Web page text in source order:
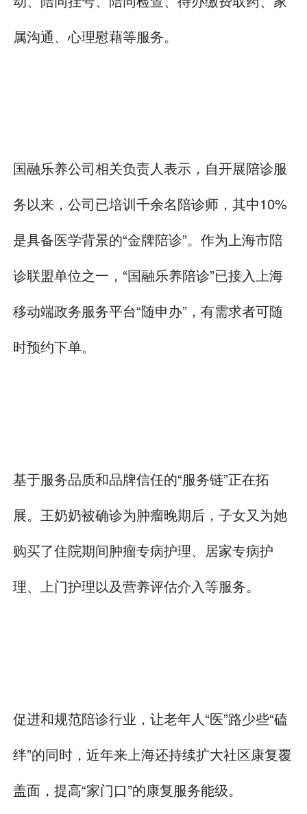
属沟通、心理慰藉等服务。
国融乐养公司相关负责人表示，自开展陪诊服
务以来，公司已培训千余名陪诊师，其中10%
是具备医学背景的“金牌陪诊”。作为上海市陪
诊联盟单位之一，“国融乐养陪诊”已接入上海
移动端政务服务平台“随申办”，有需求者可随
时预约下单。
基于服务品质和品牌信任的“服务链”正在拓
展。王奶奶被确诊为肿瘤晚期后，子女又为她
购买了住院期间肿瘤专病护理、居家专病护
理、上门护理以及营养评估介入等服务。
促进和规范陪诊行业，让老年人“医”路少些“磕
绊”的同时，近年来上海还持续扩大社区康复覆
盖面，提高“家门口”的康复服务能级。